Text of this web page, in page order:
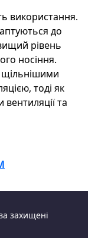
використання.
до
рівень
носіння.
тоді як
вентиляції та
захищені